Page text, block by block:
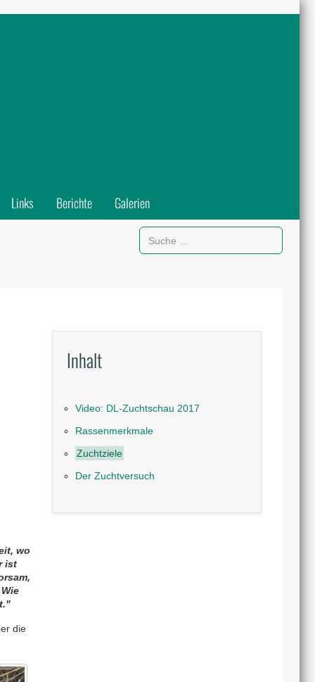
Links Berichte Galerien
Suchen
wo
ist
die
Inhalt
Video: DL-Zuchtschau 2017
Rassenmerkmale
Zuchtziele
Der Zuchtversuch